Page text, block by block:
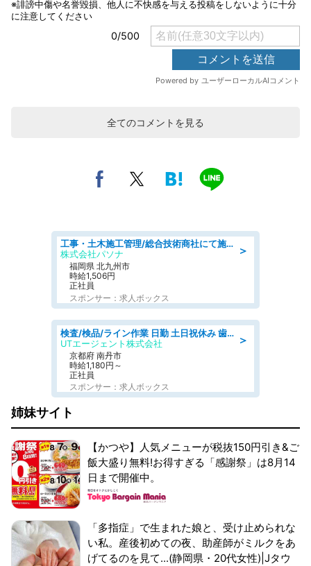
全てのコメントを見る
＞
工事・土木施工管理/総合技術商社にて施工管理のお仕事/即日勤務可/車通勤可/工事・土木施工管理/生産・品質管理
株式会社パソナ
福岡県 北九州市
時給1,506円
正社員
スポンサー：求人ボックス
＞
検査/検品/ライン作業 日勤 土日祝休み 歯科模型製造 有償休憩あり 残業ほぼなし
UTエージェント株式会社
京都府 南丹市
時給1,180円～
正社員
スポンサー：求人ボックス
姉妹サイト
【かつや】人気メニューが税抜150円引き&ご
飯大盛り無料!お得すぎる「感謝祭」は8月14
日まで開催中。
「多指症」で生まれた娘と、受け止められな
い私。産後初めての夜、助産師がミルクをあ
げてるのを見て...(静岡県・20代女性)|Jタウ